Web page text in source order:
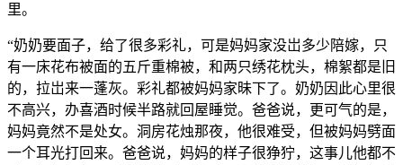
里。
“奶奶要面子，给了很多彩礼，可是妈妈家没岀多少陪嫁，只
有一床花布被面的五斤重棉被，和两只绣花枕头，棉絮都是旧
的，拉岀来一蓬灰。彩礼都被妈妈家昧下了。奶奶因此心里很
不高兴，办喜酒时候半路就回屋睡觉。爸爸说，更可气的是，
妈妈竟然不是处女。洞房花烛那夜，他很难受，但被妈妈劈面
一个耳光打回来。爸爸说，妈妈的样子很狰狞，这事儿他都不